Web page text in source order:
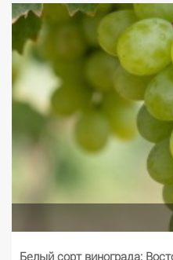
Белый сорт винограда: